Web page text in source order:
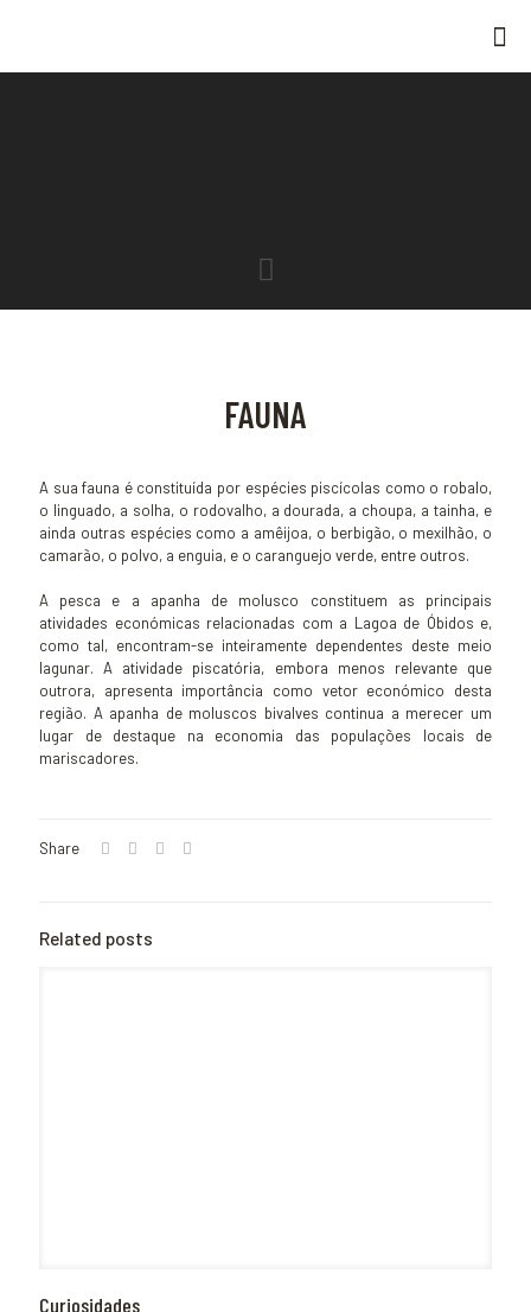
FAUNA
A sua fauna é constituída por espécies piscícolas como o robalo,
o linguado, a solha, o rodovalho, a dourada, a choupa, a tainha, e
ainda outras espécies como a amêijoa, o berbigão, o mexilhão, o
camarão, o polvo, a enguia, e o caranguejo verde, entre outros.
A pesca e a apanha de molusco constituem as principais
atividades económicas relacionadas com a Lagoa de Óbidos e,
como tal, encontram-se inteiramente dependentes deste meio
lagunar. A atividade piscatória, embora menos relevante que
outrora, apresenta importância como vetor económico desta
região. A apanha de moluscos bivalves continua a merecer um
lugar de destaque na economia das populações locais de
mariscadores.
Share
Related posts
Curiosidades